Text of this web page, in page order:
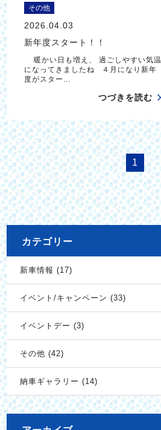
その他
2026.04.03
新年度スタート！！
暖かい日も増え、 過ごしやすい気温
になってきましたね ４月になり新年
度がスター…
つづきを読む
1
カテゴリー
新車情報 (17)
イベント/キャンペーン (33)
イベントデー (3)
その他 (42)
納車ギャラリー (14)